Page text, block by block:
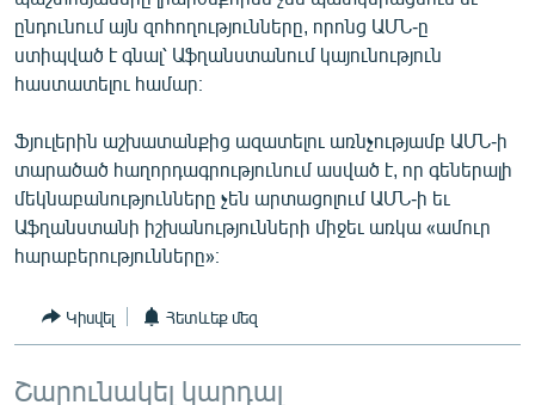
ՓՈԴՔԱՍԹ
Հայերեն
Русский
ՀԵՏԵՎԵՔ ՄԵԶ
«Ազատության» բոլոր կայքերը
ընդունում այն զոհողությունները, որոնց ԱՄՆ-ը
ստիպված է գնալ՝ Աֆղանստանում կայունություն
հաստատելու համար։
Ֆյուլերին աշխատանքից ազատելու առնչությամբ ԱՄՆ-ի
տարածած հաղորդագրությունում ասված է, որ գեներալի
մեկնաբանությունները չեն արտացոլում ԱՄՆ-ի եւ
Աֆղանստանի իշխանությունների միջեւ առկա «ամուր
հարաբերությունները»։
Կիսվել Հետևեք մեզ
Շարունակել կարդալ